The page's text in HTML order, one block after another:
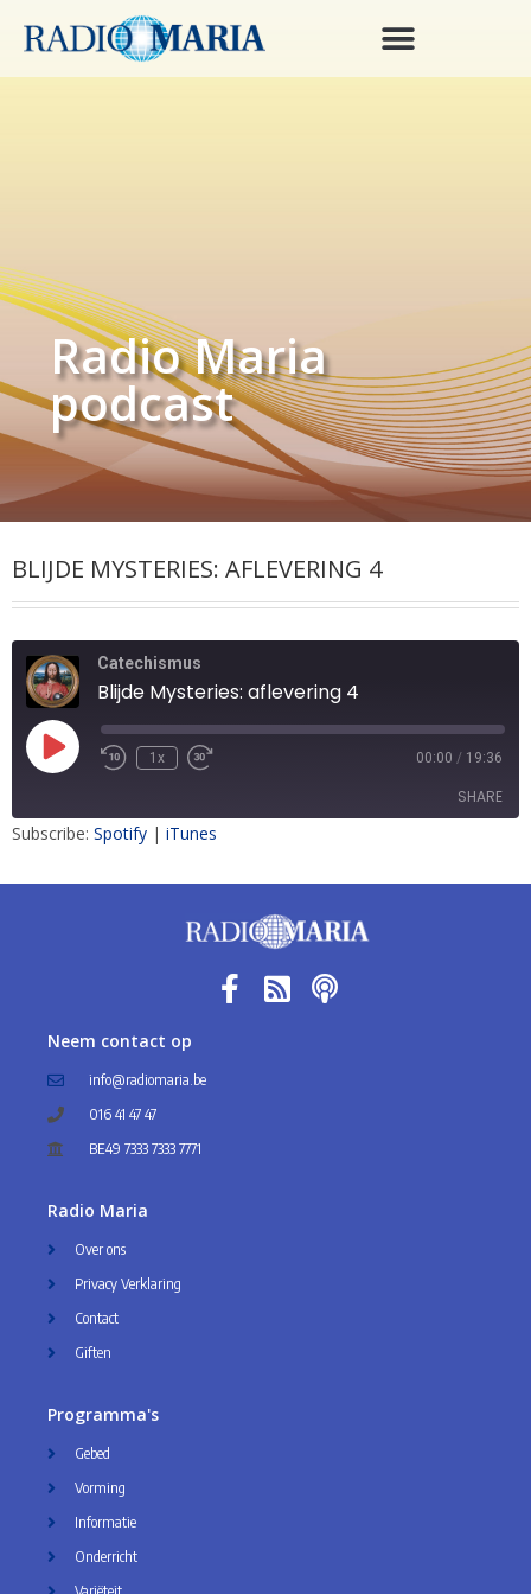
Radio Maria
podcast
BLIJDE MYSTERIES: AFLEVERING 4
Catechismus
Blijde Mysteries: aflevering 4
1x 00:00 / 19:36
SHARE
Subscribe: Spotify | iTunes
Neem contact op
info@radiomaria.be
016 41 47 47
BE49 7333 7333 7771
Radio Maria
Over ons
Privacy Verklaring
Contact
Giften
Programma's
Gebed
Vorming
Informatie
Onderricht